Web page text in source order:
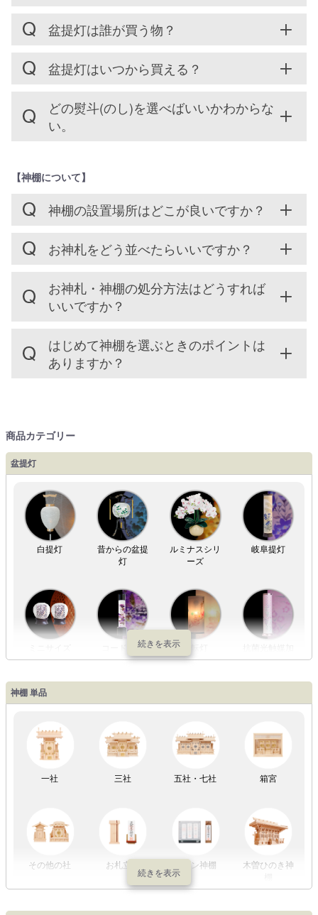
盆提灯は誰が買う物？
盆提灯はいつから買える？
どの熨斗(のし)を選べばいいかわからな
い。
【神棚について】
神棚の設置場所はどこが良いですか？
お神札をどう並べたらいいですか？
お神札・神棚の処分方法はどうすれば
いいですか？
はじめて神棚を選ぶときのポイントは
ありますか？
商品カテゴリー
盆提灯
白提灯
昔からの盆提
灯
ルミナスシリ
ーズ
岐阜提灯
コードレス
工
LED灯 七色LED灯 和紙・絹製 木・竹製
初盆セット 贈るセット 盆提灯単品 一対セット
神棚 単品
一社 三社 五社・七社 箱宮
その他の社 お札立て モダン神棚
木曽ひのき神